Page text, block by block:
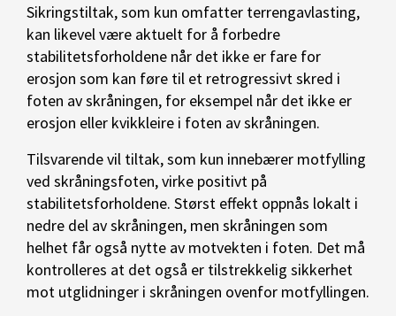
Sikringstiltak, som kun omfatter terrengavlasting,
kan likevel være aktuelt for å forbedre
stabilitetsforholdene når det ikke er fare for
erosjon som kan føre til et retrogressivt skred i
foten av skråningen, for eksempel når det ikke er
erosjon eller kvikkleire i foten av skråningen.
Tilsvarende vil tiltak, som kun innebærer motfylling
ved skråningsfoten, virke positivt på
stabilitetsforholdene. Størst effekt oppnås lokalt i
nedre del av skråningen, men skråningen som
helhet får også nytte av motvekten i foten. Det må
kontrolleres at det også er tilstrekkelig sikkerhet
mot utglidninger i skråningen ovenfor motfyllingen.